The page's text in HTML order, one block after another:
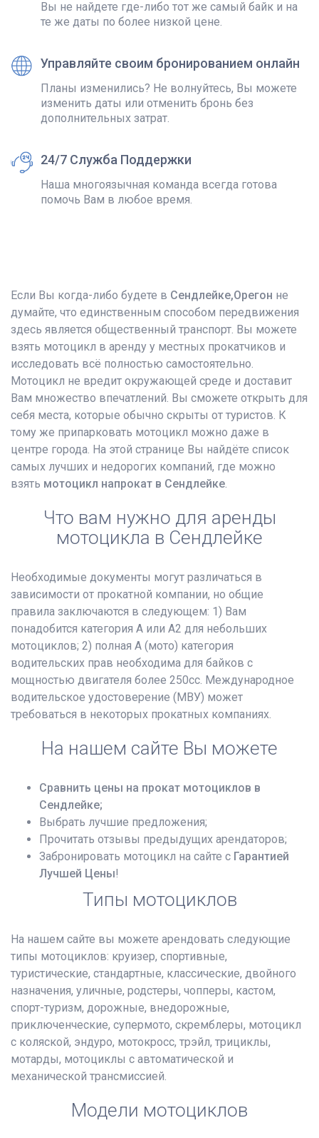
Вы не найдете где-либо тот же самый байк и на
те же даты по более низкой цене.
Управляйте своим бронированием онлайн
Планы изменились? Не волнуйтесь, Вы можете
изменить даты или отменить бронь без
дополнительных затрат.
24/7 Служба Поддержки
Наша многоязычная команда всегда готова
помочь Вам в любое время.
Если Вы когда-либо будете в Сендлейке,Орегон не
думайте, что единственным способом передвижения
здесь является общественный транспорт. Вы можете
взять мотоцикл в аренду у местных прокатчиков и
исследовать всё полностью самостоятельно.
Мотоцикл не вредит окружающей среде и доставит
Вам множество впечатлений. Вы сможете открыть для
себя места, которые обычно скрыты от туристов. К
тому же припарковать мотоцикл можно даже в
центре города. На этой странице Вы найдёте список
самых лучших и недорогих компаний, где можно
взять мотоцикл напрокат в Сендлейке.
Что вам нужно для аренды
мотоцикла в Сендлейке
Необходимые документы могут различаться в
зависимости от прокатной компании, но общие
правила заключаются в следующем: 1) Вам
понадобится категория A или A2 для небольших
мотоциклов; 2) полная А (мото) категория
водительских прав необходима для байков с
мощностью двигателя более 250сс. Международное
водительское удостоверение (МВУ) может
требоваться в некоторых прокатных компаниях.
На нашем сайте Вы можете
Сравнить цены на прокат мотоциклов в
Сендлейке;
Выбрать лучшие предложения;
Прочитать отзывы предыдущих арендаторов;
Забронировать мотоцикл на сайте с Гарантией
Лучшей Цены!
Типы мотоциклов
На нашем сайте вы можете арендовать следующие
типы мотоциклов: круизер, спортивные,
туристические, стандартные, классические, двойного
назначения, уличные, родстеры, чопперы, кастом,
спорт-туризм, дорожные, внедорожные,
приключенческие, супермото, скремблеры, мотоцикл
с коляской, эндуро, мотокросс, трэйл, трициклы,
мотарды, мотоциклы с автоматической и
механической трансмиссией.
Модели мотоциклов